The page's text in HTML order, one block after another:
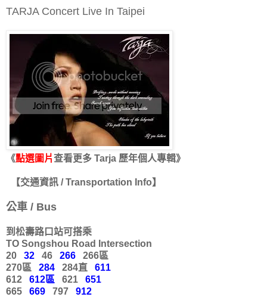
TARJA Concert Live In Taipei
《點選圖片查看更多 Tarja 歷年個人專輯》
【交通資訊 / Transportation Info】
公車 / Bus
到松壽路口站可搭乘
TO Songshou Road Intersection
20 32 46 266 266區
270區
284 284直 611
612
612區 621
651
665 669 797
912